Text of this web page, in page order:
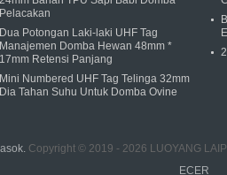
Pelacakan
Dua Potongan Laki-laki UHF Tag
Manajemen Domba Hewan 48mm *
17mm Retensi Panjang
Mini Numbered UHF Tag Telinga 32mm
Dia Tahan Suhu Untuk Domba Ovine
Copyright © 2019 - 2026 LUOYANG
ECER